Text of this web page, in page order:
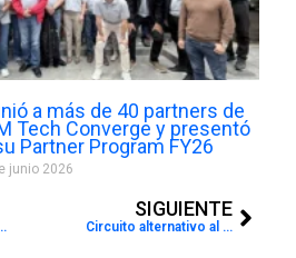
a más de 40 partners de
Tech Converge y presentó
Partner Program FY26
junio 2026
Connection 2015
SIGUIENTE
Circuito alternativo al CES